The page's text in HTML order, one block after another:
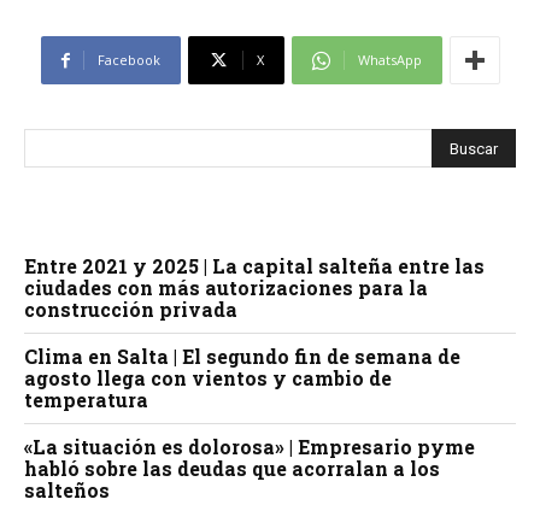
Facebook X WhatsApp
Entre 2021 y 2025 | La capital salteña entre las
ciudades con más autorizaciones para la
construcción privada
Clima en Salta | El segundo fin de semana de
agosto llega con vientos y cambio de
temperatura
«La situación es dolorosa» | Empresario pyme
habló sobre las deudas que acorralan a los
salteños